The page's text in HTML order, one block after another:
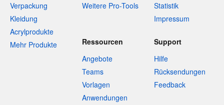
Verpackung
Kleidung
Acrylprodukte
Mehr Produkte
Weitere Pro-Tools
Statistik
Impressum
Ressourcen
Angebote
Teams
Vorlagen
Anwendungen
Support
Hilfe
Rücksendungen
Feedback